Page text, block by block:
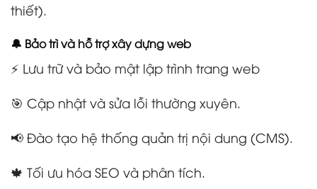
thiết).
🔔 Bảo trì và hỗ trợ xây dựng web
⚡ Lưu trữ và bảo mật lập trình trang web
🎯 Cập nhật và sửa lỗi thường xuyên.
📢 Đào tạo hệ thống quản trị nội dung (CMS).
🍁 Tối ưu hóa SEO và phân tích.